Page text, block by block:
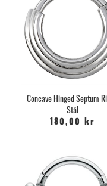
Concave Hinged Septum
Stål
180,00 kr